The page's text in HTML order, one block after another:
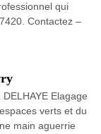
qui
Contactez –
Elagage
verts et du
main aguerrie